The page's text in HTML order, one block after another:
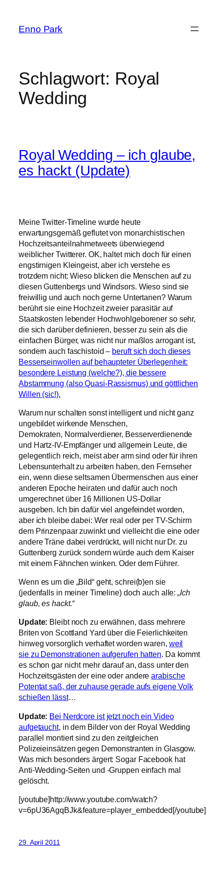
springen
Enno Park
Schlagwort: Royal
Wedding
Royal Wedding – ich glaube,
es hackt (Update)
Meine Twitter-Timeline wurde heute
erwartungsgemäß geflutet von monarchistischen
Hochzeitsanteilnahmetweets überwiegend
weiblicher Twitterer. OK, haltet mich doch für einen
engstirnigen Kleingeist, aber ich verstehe es
trotzdem nicht: Wieso blicken die Menschen auf zu
diesen Guttenbergs und Windsors. Wieso sind sie
freiwillig und auch noch gerne Untertanen? Warum
berührt sie eine Hochzeit zweier parasitär auf
Staatskosten lebender Hochwohlgeborener so sehr,
die sich darüber definieren, besser zu sein als die
einfachen Bürger, was nicht nur maßlos arrogant ist,
sondern auch faschistoid – beruft sich doch dieses
Besserseinwollen auf behaupteter Überlegenheit:
besondere Leistung (welche?), die bessere
Abstammung (also Quasi-Rassismus) und göttlichen
Willen (sic!).
Warum nur schalten sonst intelligent und nicht ganz
ungebildet wirkende Menschen,
Demokraten, Normalverdiener, Besserverdienende
und Hartz-IV-Empfänger und allgemein Leute, die
gelegentlich reich, meist aber arm sind oder für ihren
Lebensunterhalt zu arbeiten haben, den Fernseher
ein, wenn diese seltsamen Übermenschen aus einer
anderen Epoche heiraten und dafür auch noch
umgerechnet über 16 Millionen US-Dollar
ausgeben. Ich bin dafür viel angefeindet worden,
aber ich bleibe dabei: Wer real oder per TV-Schirm
dem Prinzenpaar zuwinkt und vielleicht die eine oder
andere Träne dabei verdrückt, will nicht nur Dr. zu
Guttenberg zurück sondern würde auch dem Kaiser
mit einem Fähnchen winken. Oder dem Führer.
Wenn es um die „Bild“ geht, schrei(b)en sie
(jedenfalls in meiner Timeline) doch auch alle:„Ich
glaub, es hackt.“
Update: Bleibt noch zu erwähnen, dass mehrere
Briten von Scottland Yard über die Feierlichkeiten
hinweg vorsorglich verhaftet worden waren, weil
sie zu Demonstrationen aufgerufen hatten. Da kommt
es schon gar nicht mehr darauf an, dass unter den
Hochzeitsgästen der eine oder anderearabische
Potentat saß, der zuhause gerade aufs eigene Volk
schießen lässt…
Update: Bei Nerdcore ist jetzt noch ein Video
aufgetaucht, in dem Bilder von der Royal Wedding
parallel montiert sind zu den zeitgleichen
Polizeieinsätzen gegen Demonstranten in Glasgow.
Was mich besonders ärgert: Sogar Facebook hat
Anti-Wedding-Seiten und -Gruppen einfach mal
gelöscht.
[youtube]http://www.youtube.com/watch?
v=6pU36AgqBJk&feature=player_embedded[/youtube]
29. April 2011